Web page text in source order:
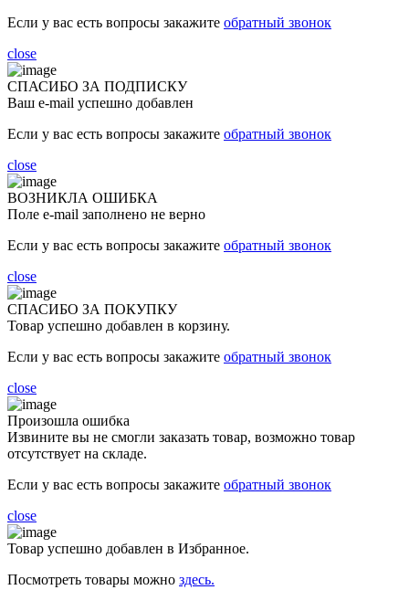
Если у вас есть вопросы закажите обратный звонок
close
СПАСИБО ЗА ПОДПИСКУ
Ваш e-mail успешно добавлен
Если у вас есть вопросы закажите обратный звонок
close
ВОЗНИКЛА ОШИБКА
Поле e-mail заполнено не верно
Если у вас есть вопросы закажите обратный звонок
close
СПАСИБО ЗА ПОКУПКУ
Товар успешно добавлен в корзину.
Если у вас есть вопросы закажите обратный звонок
close
Произошла ошибка
Извините вы не смогли заказать товар, возможно товар
отсутствует на складе.
Если у вас есть вопросы закажите обратный звонок
close
Товар успешно добавлен в Избранное.
Посмотреть товары можно здесь.